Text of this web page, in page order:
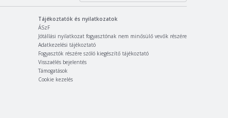
Tájékoztatók és nyilatkozatok
ÁSzF
Jótállási nyilatkozat fogyasztónak nem minősülő vevők részére
Adatkezelési tájékoztató
Fogyasztók részére szóló kiegészítő tájékoztató
Visszaélés bejelentés
Támogatások
Cookie kezelés